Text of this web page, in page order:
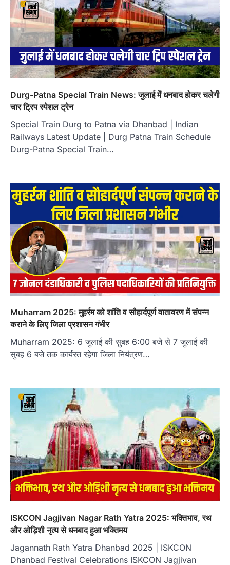
Durg-Patna Special Train News: जुलाई में धनबाद होकर चलेगी
चार ट्रिप स्पेशल ट्रेन
Special Train Durg to Patna via Dhanbad | Indian
Railways Latest Update | Durg Patna Train Schedule
Durg-Patna Special Train…
Muharram 2025: मुहर्रम को शांति व सौहार्दपूर्ण वातावरण में संपन्न
कराने के लिए जिला प्रशासन गंभीर
Muharram 2025: 6 जुलाई की सुबह 6:00 बजे से 7 जुलाई की
सुबह 6 बजे तक कार्यरत रहेगा जिला नियंत्रण…
ISKCON Jagjivan Nagar Rath Yatra 2025: भक्तिभाव, रथ
और ओड़िशी नृत्य से धनबाद हुआ भक्तिमय
Jagannath Rath Yatra Dhanbad 2025 | ISKCON
Dhanbad Festival Celebrations ISKCON Jagjivan